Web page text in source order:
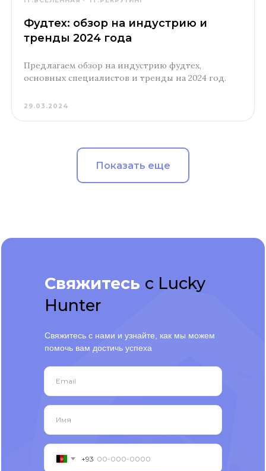
Фудтех: обзор на индустрию и
тренды 2024 года
Предлагаем обзор на индустрию фудтех,
основных специалистов и тренды на 2024 год.
29.03.2024
Показать еще
Свяжитесь с Lucky
Hunter
Email
Имя
+93
Свяжитесь с нами и узнайте, как мы можем
помочь вам достичь успеха